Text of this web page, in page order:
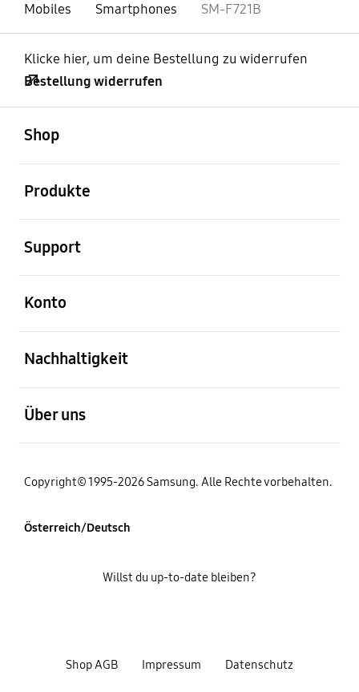
Mobiles
Smartphones SM-F721B
Klicke hier, um deine Bestellung zu widerrufen
Bestellung widerrufen
Shop
Produkte
Support
Konto
Nachhaltigkeit
Über uns
Copyright© 1995-2026 Samsung. Alle Rechte vorbehalten.
Österreich/Deutsch
Shop AGB Impressum Datenschutz
Willst du up-to-date bleiben?